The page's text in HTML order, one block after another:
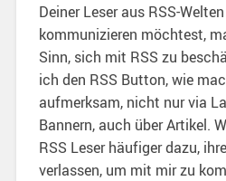
Deiner Leser aus RSS-
kommunizieren möchtest,
Sinn, sich mit RSS zu
ich den RSS Button, wie
aufmerksam, nicht nur via
Bannern, auch über Artikel.
RSS Leser häufiger dazu,
verlassen, um mit mir zu